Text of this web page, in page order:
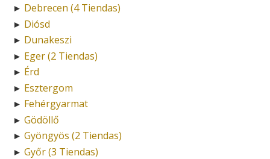
► Debrecen (4 Tiendas)
► Diósd
► Dunakeszi
► Eger (2 Tiendas)
► Érd
► Esztergom
► Fehérgyarmat
► Gödöllő
► Gyöngyös (2 Tiendas)
► Győr (3 Tiendas)